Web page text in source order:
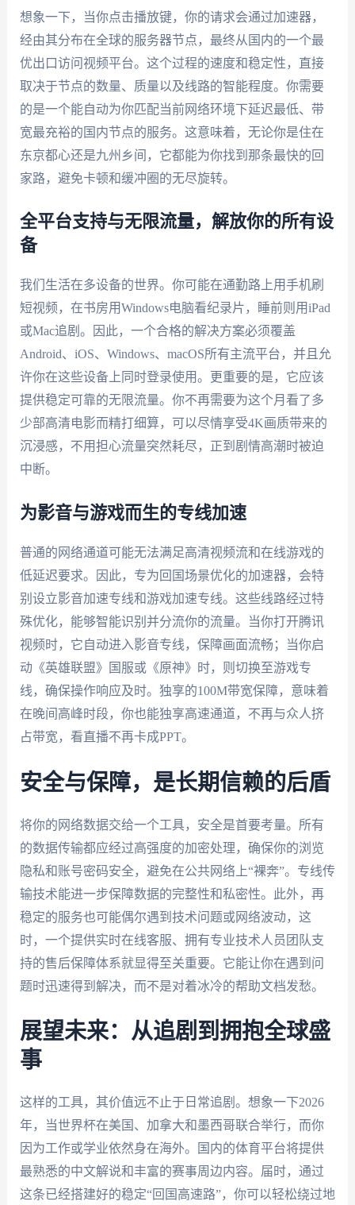
想象一下，当你点击播放键，你的请求会通过加速器，
经由其分布在全球的服务器节点，最终从国内的一个最
优出口访问视频平台。这个过程的速度和稳定性，直接
取决于节点的数量、质量以及线路的智能程度。你需要
的是一个能自动为你匹配当前网络环境下延迟最低、带
宽最充裕的国内节点的服务。这意味着，无论你是住在
东京都心还是九州乡间，它都能为你找到那条最快的回
家路，避免卡顿和缓冲圈的无尽旋转。
全平台支持与无限流量，解放你的所有设
备
我们生活在多设备的世界。你可能在通勤路上用手机刷
短视频，在书房用Windows电脑看纪录片，睡前则用iPad
或Mac追剧。因此，一个合格的解决方案必须覆盖
Android、iOS、Windows、macOS所有主流平台，并且允
许你在这些设备上同时登录使用。更重要的是，它应该
提供稳定可靠的无限流量。你不再需要为这个月看了多
少部高清电影而精打细算，可以尽情享受4K画质带来的
沉浸感，不用担心流量突然耗尽，正到剧情高潮时被迫
中断。
为影音与游戏而生的专线加速
普通的网络通道可能无法满足高清视频流和在线游戏的
低延迟要求。因此，专为回国场景优化的加速器，会特
别设立影音加速专线和游戏加速专线。这些线路经过特
殊优化，能够智能识别并分流你的流量。当你打开腾讯
视频时，它自动进入影音专线，保障画面流畅；当你启
动《英雄联盟》国服或《原神》时，则切换至游戏专
线，确保操作响应及时。独享的100M带宽保障，意味着
在晚间高峰时段，你也能独享高速通道，不再与众人挤
占带宽，看直播不再卡成PPT。
安全与保障，是长期信赖的后盾
将你的网络数据交给一个工具，安全是首要考量。所有
的数据传输都应经过高强度的加密处理，确保你的浏览
隐私和账号密码安全，避免在公共网络上“裸奔”。专线传
输技术能进一步保障数据的完整性和私密性。此外，再
稳定的服务也可能偶尔遇到技术问题或网络波动，这
时，一个提供实时在线客服、拥有专业技术人员团队支
持的售后保障体系就显得至关重要。它能让你在遇到问
题时迅速得到解决，而不是对着冰冷的帮助文档发愁。
展望未来：从追剧到拥抱全球盛
事
这样的工具，其价值远不止于日常追剧。想象一下2026
年，当世界杯在美国、加拿大和墨西哥联合举行，而你
因为工作或学业依然身在海外。国内的体育平台将提供
最熟悉的中文解说和丰富的赛事周边内容。届时，通过
这条已经搭建好的稳定“回国高速路”，你可以轻松绕过地